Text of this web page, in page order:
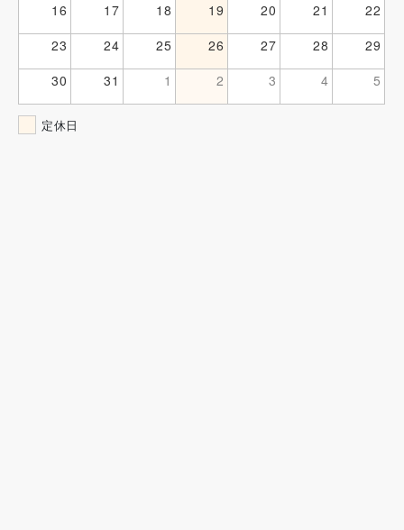
16
17 18 19 20 21
22
23
24 25 26 27 28
29
30
31 1 2 3 4 5
定休日